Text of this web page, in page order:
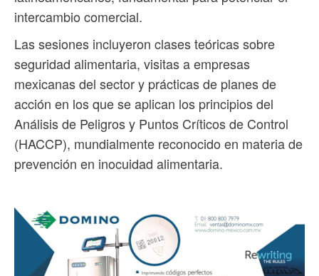
intercambio comercial.
Las sesiones incluyeron clases teóricas sobre
seguridad alimentaria, visitas a empresas
mexicanas del sector y prácticas de planes de
acción en los que se aplican los principios del
Análisis de Peligros y Puntos Críticos de Control
(HACCP), mundialmente reconocido en materia de
prevención en inocuidad alimentaria.